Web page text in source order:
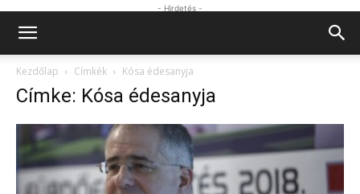
- Hirdetés -
Kezdőlap Címkék Kósa édesanyja
Címke: Kósa édesanyja